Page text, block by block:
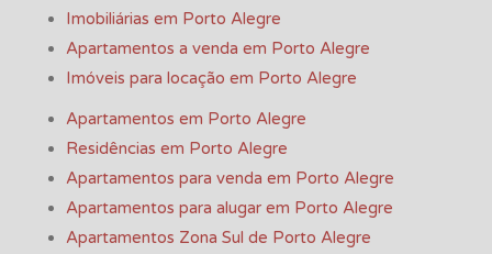
Imobiliárias em Porto Alegre
Apartamentos a venda em Porto Alegre
Imóveis para locação em Porto Alegre
Apartamentos em Porto Alegre
Residências em Porto Alegre
Apartamentos para venda em Porto Alegre
Apartamentos para alugar em Porto Alegre
Apartamentos Zona Sul de Porto Alegre